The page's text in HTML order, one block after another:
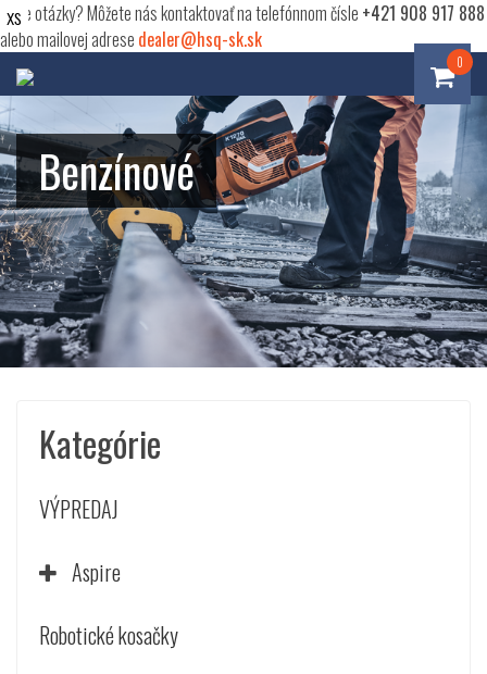
Máte otázky? Môžete nás kontaktovať na telefónnom čísle +421 908 917 888
alebo mailovej adrese dealer@hsq-sk.sk
0
Benzínové
Kategórie
VÝPREDAJ
Aspire
Robotické kosačky